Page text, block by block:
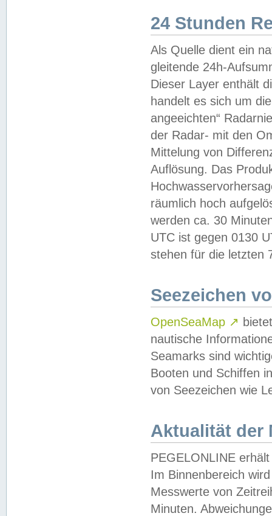
24 Stunden
Als Quelle dient ein
gleitende 24h-
Dieser Layer enthält
handelt es sich um
angeeichten“
der Radar- mit den
Mittelung von
Auflösung. Das
räumlich hoch
werden ca. 30
UTC ist gegen 0130
stehen für die letzten
Seezeichen
OpenSeaMap ↗
nautische
Seamarks sind
Booten und Schiffen
von Seezeichen wie
Aktualität der
PEGELONLINE
Im Binnenbereich
Messwerte von
Minuten.